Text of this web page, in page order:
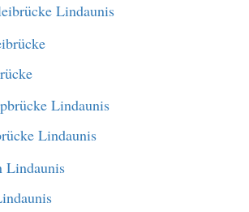
Lindaunis
Lindaunis